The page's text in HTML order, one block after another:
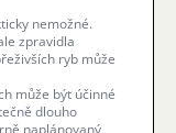
nemožné.
zpravidla
ryb může
může být účinné
dlouho